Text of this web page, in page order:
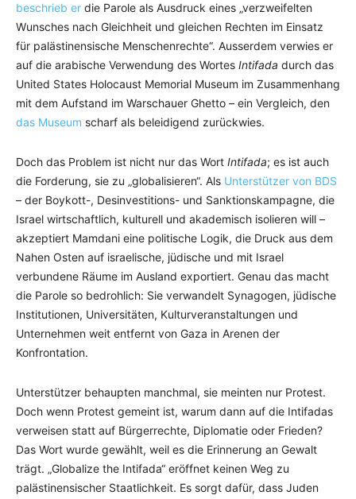
beschrieb er die Parole als Ausdruck eines „verzweifelten
Wunsches nach Gleichheit und gleichen Rechten im Einsatz
für palästinensische Menschenrechte“. Ausserdem verwies er
auf die arabische Verwendung des Wortes Intifada durch das
United States Holocaust Memorial Museum im Zusammenhang
mit dem Aufstand im Warschauer Ghetto – ein Vergleich, den
das Museum scharf als beleidigend zurückwies.
Doch das Problem ist nicht nur das Wort Intifada; es ist auch
die Forderung, sie zu „globalisieren“. Als Unterstützer von BDS
– der Boykott-, Desinvestitions- und Sanktionskampagne, die
Israel wirtschaftlich, kulturell und akademisch isolieren will –
akzeptiert Mamdani eine politische Logik, die Druck aus dem
Nahen Osten auf israelische, jüdische und mit Israel
verbundene Räume im Ausland exportiert. Genau das macht
die Parole so bedrohlich: Sie verwandelt Synagogen, jüdische
Institutionen, Universitäten, Kulturveranstaltungen und
Unternehmen weit entfernt von Gaza in Arenen der
Konfrontation.
Unterstützer behaupten manchmal, sie meinten nur Protest.
Doch wenn Protest gemeint ist, warum dann auf die Intifadas
verweisen statt auf Bürgerrechte, Diplomatie oder Frieden?
Das Wort wurde gewählt, weil es die Erinnerung an Gewalt
trägt. „Globalize the Intifada“ eröffnet keinen Weg zu
palästinensischer Staatlichkeit. Es sorgt dafür, dass Juden